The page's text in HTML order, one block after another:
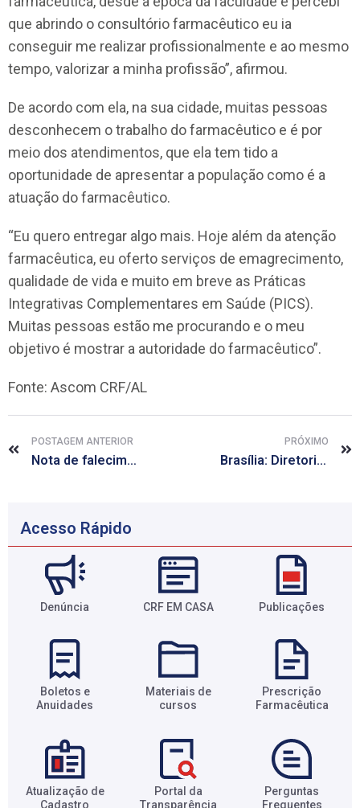
que abrindo o consultório farmacêutico eu ia
conseguir me realizar profissionalmente e ao mesmo
tempo, valorizar a minha profissão”, afirmou.
De acordo com ela, na sua cidade, muitas pessoas
desconhecem o trabalho do farmacêutico e é por
meio dos atendimentos, que ela tem tido a
oportunidade de apresentar a população como é a
atuação do farmacêutico.
“Eu quero entregar algo mais. Hoje além da atenção
farmacêutica, eu oferto serviços de emagrecimento,
qualidade de vida e muito em breve as Práticas
Integrativas Complementares em Saúde (PICS).
Muitas pessoas estão me procurando e o meu
objetivo é mostrar a autoridade do farmacêutico”.
Fonte: Ascom CRF/AL
POSTAGEM ANTERIOR
Nota de falecimento
PRÓXIMO
Brasília: Diretoria do CRF/AL se reúne com deputado federal Daniel Barbosa
Acesso Rápido
Denúncia CRF EM CASA Publicações
Boletos e
Anuidades​
Materiais de
cursos​
Prescrição
Farmacêutica​
Atualização de
Cadastro​
Portal da
Transparência​
Perguntas
Frequentes​